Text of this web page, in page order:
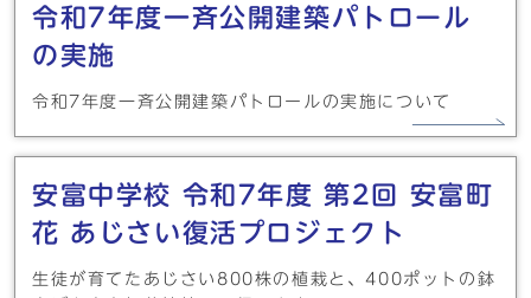
令和7年度一斉公開建築パトロール
の実施
令和7年度一斉公開建築パトロールの実施について
安富中学校 令和7年度 第2回 安富町
花 あじさい復活プロジェクト
生徒が育てたあじさい800株の植栽と、400ポットの鉢